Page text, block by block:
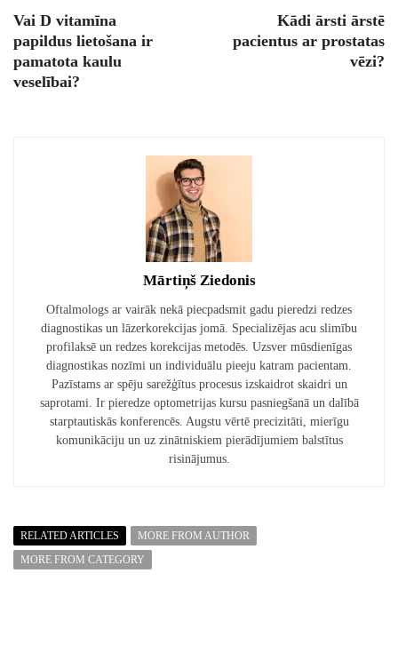
Vai D vitamīna
papildus lietošana ir
pamatota kaulu
veselībai?
Kādi ārsti ārstē
pacientus ar prostatas
vēzi?
Mārtiņš Ziedonis
Oftalmologs ar vairāk nekā piecpadsmit gadu pieredzi redzes
diagnostikas un lāzerkorekcijas jomā. Specializējas acu slimību
profilaksē un redzes korekcijas metodēs. Uzsver mūsdienīgas
diagnostikas nozīmi un individuālu pieeju katram pacientam.
Pazīstams ar spēju sarežģītus procesus izskaidrot skaidri un
saprotami. Ir pieredze optometrijas kursu pasniegšanā un dalībā
starptautiskās konferencēs. Augstu vērtē precizitāti, mierīgu
komunikāciju un uz zinātniskiem pierādījumiem balstītus
risinājumus.
RELATED ARTICLES
MORE FROM AUTHOR
MORE FROM CATEGORY